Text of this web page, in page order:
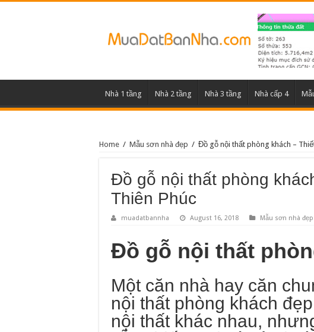
Nhà 1 tầng Nhà 2 tầng Nhà 3 tầng Nhà cấp 4
Home / Mẫu sơn nhà đẹp / Đồ gỗ nội thất phòng khách –
Đồ gỗ nội thất phòng
Thiên Phúc
muadatbannha August 16, 2018 Mẫu sơn nhà đẹp
Đồ gỗ nội thất
Một căn nhà hay căn
nội thất phòng khách
nội thất khác nhau,